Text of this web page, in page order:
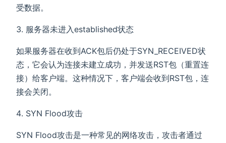
受数据。
服务器未进入established状态
如果服务器在收到ACK包后仍处于SYN_RECEIVED状
态，它会认为连接未建立成功，并发送RST包（重置连
接）给客户端。这种情况下，客户端会收到RST包，连
接会关闭。
SYN Flood攻击
SYN Flood攻击是一种常见的网络攻击，攻击者通过